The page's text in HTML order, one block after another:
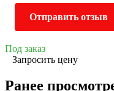
Отправить отзыв
Под заказ
Запросить цену
Ранее